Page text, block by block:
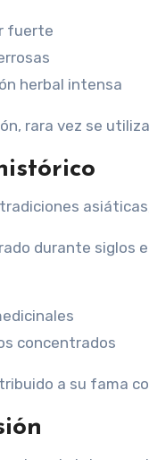
fuerte
herbal intensa
rara vez se
durante siglos
concentrados
a su fama